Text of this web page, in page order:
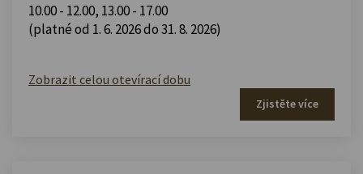
10.00 - 12.00, 13.00 - 17.00
(platné od 1. 6. 2026 do 31. 8. 2026)
Zobrazit celou otevírací dobu
Zjistěte více